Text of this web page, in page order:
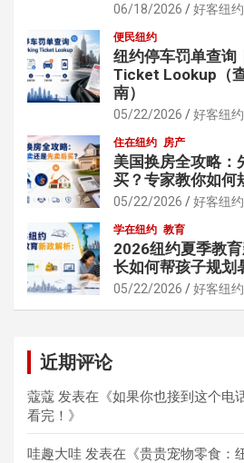
06/18/2026 好客纽约
便民纽约
纽约停车罚单查询
Ticket Lookup（
南）
05/22/2026 好客纽约
住在纽约 房产
美国换房全攻略：
买？专家教你如何
05/22/2026 好客纽约
学在纽约 教育
2026纽约夏季教
长如何帮孩子规划
05/22/2026 好客纽约
近期评论
蔻蔻 发表在《如果你也接到这个电
看完！ 》
哇趣大哇 发表在《贵贵宠物零食：